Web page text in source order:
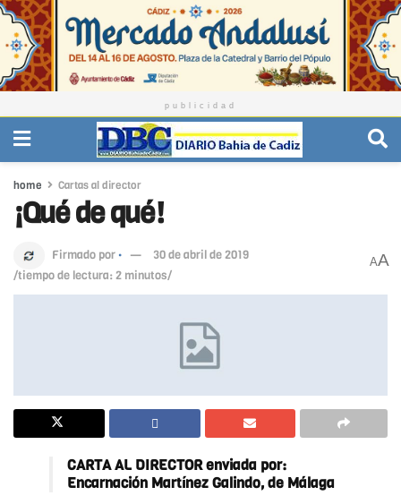
publicidad
home Cartas al director
¡Qué de qué!
Firmado por ·
30 de abril de 2019
/tiempo de lectura: 2 minutos/
AA
CARTA AL DIRECTOR enviada por:
Encarnación Martínez Galindo, de Málaga